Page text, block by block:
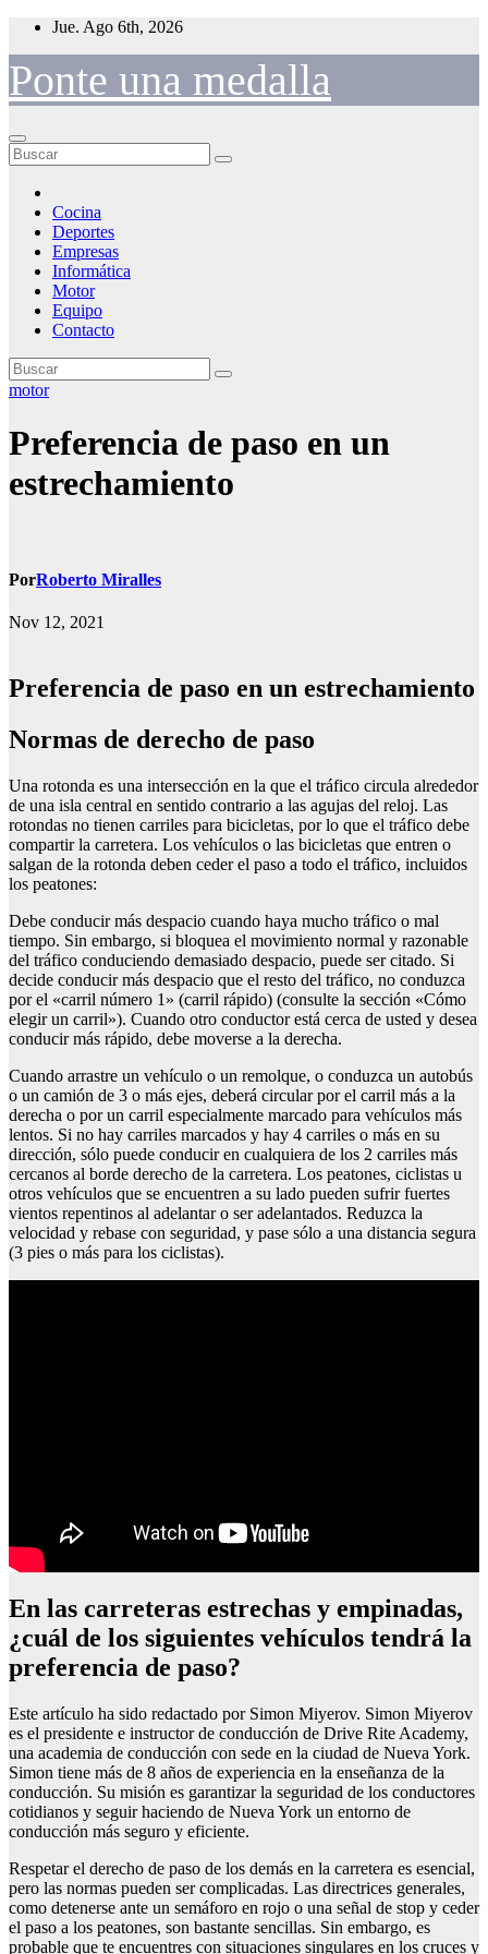
Saltar
contenido
Jue. Ago 6th, 2026
Ponte una medalla
Cocina
Deportes
Empresas
Informática
Motor
Equipo
Contacto
motor
Preferencia de paso en un
estrechamiento
PorRoberto Miralles
Nov 12, 2021
Preferencia de paso en un estrechamiento
Normas de derecho de paso
Una rotonda es una intersección en la que el tráfico circula alrededor
de una isla central en sentido contrario a las agujas del reloj. Las
rotondas no tienen carriles para bicicletas, por lo que el tráfico debe
compartir la carretera. Los vehículos o las bicicletas que entren o
salgan de la rotonda deben ceder el paso a todo el tráfico, incluidos
los peatones:
Debe conducir más despacio cuando haya mucho tráfico o mal
tiempo. Sin embargo, si bloquea el movimiento normal y razonable
del tráfico conduciendo demasiado despacio, puede ser citado. Si
decide conducir más despacio que el resto del tráfico, no conduzca
por el «carril número 1» (carril rápido) (consulte la sección «Cómo
elegir un carril»). Cuando otro conductor está cerca de usted y desea
conducir más rápido, debe moverse a la derecha.
Cuando arrastre un vehículo o un remolque, o conduzca un autobús
o un camión de 3 o más ejes, deberá circular por el carril más a la
derecha o por un carril especialmente marcado para vehículos más
lentos. Si no hay carriles marcados y hay 4 carriles o más en su
dirección, sólo puede conducir en cualquiera de los 2 carriles más
cercanos al borde derecho de la carretera. Los peatones, ciclistas u
otros vehículos que se encuentren a su lado pueden sufrir fuertes
vientos repentinos al adelantar o ser adelantados. Reduzca la
velocidad y rebase con seguridad, y pase sólo a una distancia segura
(3 pies o más para los ciclistas).
En las carreteras estrechas y empinadas,
¿cuál de los siguientes vehículos tendrá la
preferencia de paso?
Este artículo ha sido redactado por Simon Miyerov. Simon Miyerov
es el presidente e instructor de conducción de Drive Rite Academy,
una academia de conducción con sede en la ciudad de Nueva York.
Simon tiene más de 8 años de experiencia en la enseñanza de la
conducción. Su misión es garantizar la seguridad de los conductores
cotidianos y seguir haciendo de Nueva York un entorno de
conducción más seguro y eficiente.
Respetar el derecho de paso de los demás en la carretera es esencial,
pero las normas pueden ser complicadas. Las directrices generales,
como detenerse ante un semáforo en rojo o una señal de stop y ceder
el paso a los peatones, son bastante sencillas. Sin embargo, es
probable que te encuentres con situaciones singulares en los cruces y